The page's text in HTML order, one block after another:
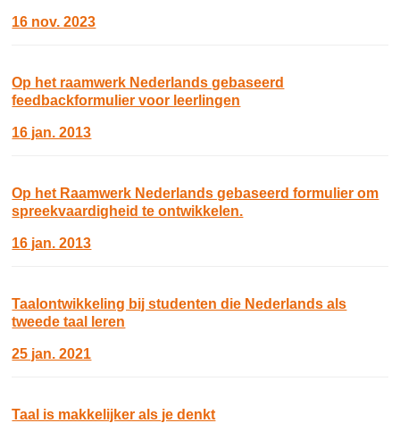
16 nov. 2023
Op het raamwerk Nederlands gebaseerd
feedbackformulier voor leerlingen
16 jan. 2013
Op het Raamwerk Nederlands gebaseerd formulier om
spreekvaardigheid te ontwikkelen.
16 jan. 2013
Taalontwikkeling bij studenten die Nederlands als
tweede taal leren
25 jan. 2021
Taal is makkelijker als je denkt